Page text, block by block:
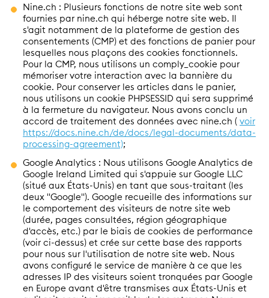
Nine.ch : Plusieurs fonctions de notre site web sont
fournies par nine.ch qui héberge notre site web. Il
s'agit notamment de la plateforme de gestion des
consentements (CMP) et des fonctions de panier pour
lesquelles nous plaçons des cookies fonctionnels.
Pour la CMP, nous utilisons un comply_cookie pour
mémoriser votre interaction avec la bannière du
cookie. Pour conserver les articles dans le panier,
nous utilisons un cookie PHPSESSID qui sera supprimé
à la fermeture du navigateur. Nous avons conclu un
accord de traitement des données avec nine.ch ( voir
https://docs.nine.ch/de/docs/legal-documents/data-
processing-agreement);
Google Analytics : Nous utilisons Google Analytics de
Google Ireland Limited qui s'appuie sur Google LLC
(situé aux États-Unis) en tant que sous-traitant (les
deux "Google"). Google recueille des informations sur
le comportement des visiteurs de notre site web
(durée, pages consultées, région géographique
d'accès, etc.) par le biais de cookies de performance
(voir ci-dessus) et crée sur cette base des rapports
pour nous sur l'utilisation de notre site web. Nous
avons configuré le service de manière à ce que les
adresses IP des visiteurs soient tronquées par Google
en Europe avant d'être transmises aux États-Unis et